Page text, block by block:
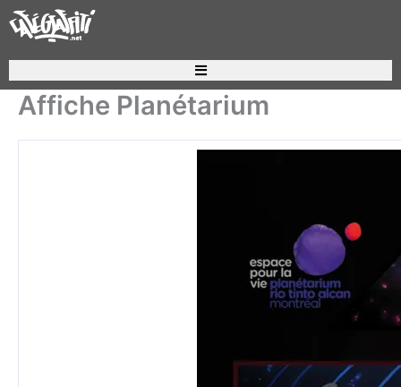
Aller
au
Affiche Planétarium